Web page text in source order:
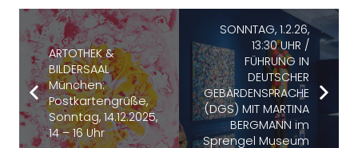
ARTOTHEK &
BILDERSAAL
München:
Postkartengrüße,
Sonntag, 14.12.2025,
14 – 16 Uhr
SONNTAG, 1.2.26,
13:30 UHR /
FÜHRUNG IN
DEUTSCHER
GEBÄRDENSPRACHE
(DGS) MIT MARTINA
BERGMANN im
Sprengel Museum